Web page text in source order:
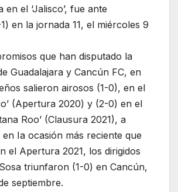
en el ‘Jalisco’, fue ante
en la jornada 11, el miércoles 9
que han disputado la
Guadalajara y Cancún FC, en
salieron airosos (1-0), en el
(Apertura 2020) y (2-0) en el
Roo’ (Clausura 2021), a
en Ia ocasión más reciente que
el Apertura 2021, los dirigidos
triunfaron (1-0) en Cancún,
septiembre.